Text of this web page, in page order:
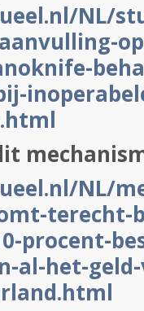
NL/
NL/
terecht-
procent-
al-het-